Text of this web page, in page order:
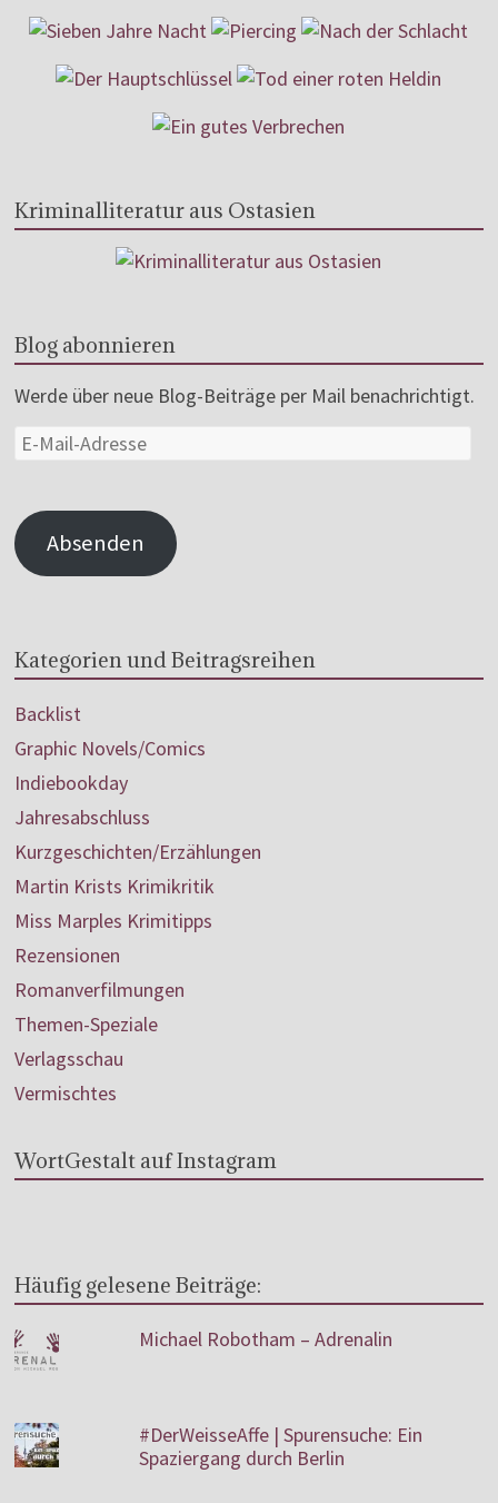
Kriminalliteratur aus Ostasien
Blog abonnieren
Werde über neue Blog-Beiträge per Mail benachrichtigt.
Absenden
Kategorien und Beitragsreihen
Backlist
Graphic Novels/Comics
Indiebookday
Jahresabschluss
Kurzgeschichten/Erzählungen
Martin Krists Krimikritik
Miss Marples Krimitipps
Rezensionen
Romanverfilmungen
Themen-Speziale
Verlagsschau
Vermischtes
WortGestalt auf Instagram
Häufig gelesene Beiträge:
Michael Robotham – Adrenalin
#DerWeisseAffe | Spurensuche: Ein
Spaziergang durch Berlin